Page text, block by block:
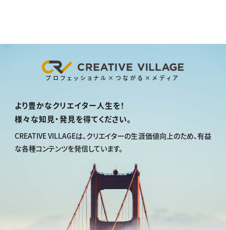
プロフェッショナル×つながる×メディア
より豊かなクリエイター人生を！
様々な知見・発見を得てください。
CREATIVE VILLAGEは、 クリエイターの生涯価値向上のため、有益
な各種コンテンツを発信しています。